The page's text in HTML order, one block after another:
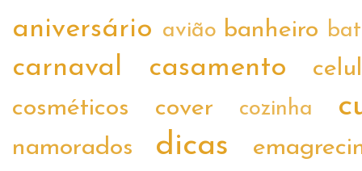
aniversário avião banheiro
carnaval casamento
cosméticos
cover cozinha
namorados dicas